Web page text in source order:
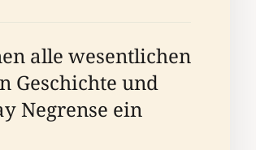
alle wesentlichen
Geschichte und
Negrense ein